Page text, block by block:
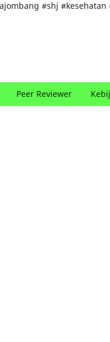
#shj
Peer Reviewer